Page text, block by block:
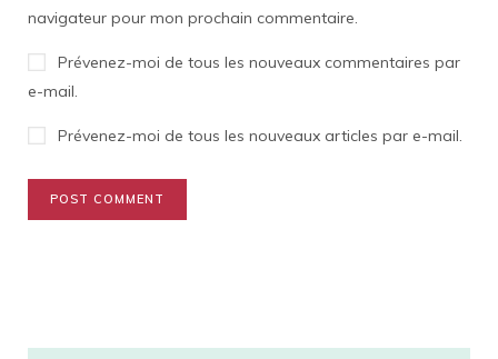
navigateur pour mon prochain commentaire.
Prévenez-moi de tous les nouveaux commentaires par
e-mail.
Prévenez-moi de tous les nouveaux articles par e-mail.